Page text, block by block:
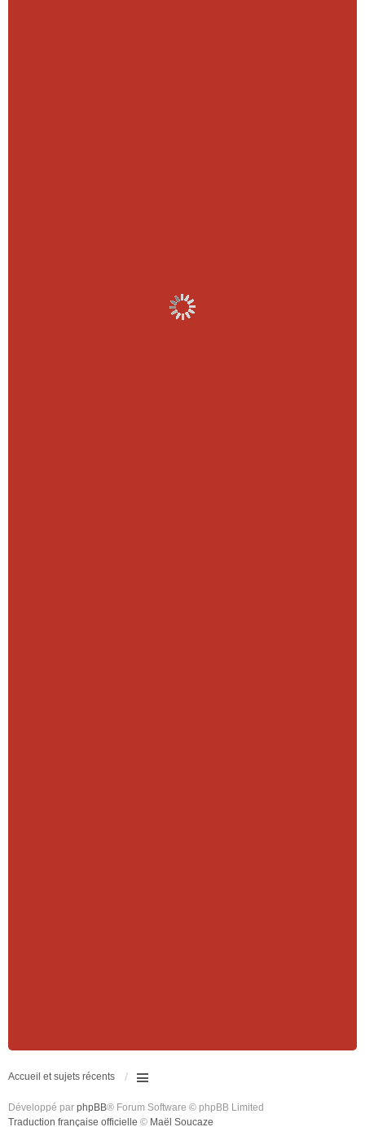
Accueil et sujets récents
Développé par phpBB® Forum Software © phpBB Limited
Traduction française officielle © Maël Soucaze